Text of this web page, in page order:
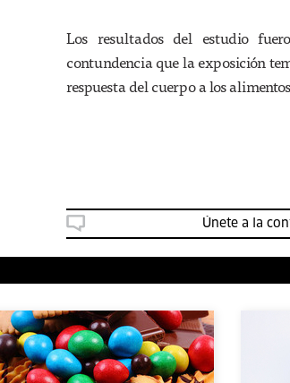
Los resultados del estudio
contundencia que la exposición
respuesta del cuerpo a los
Únete a la